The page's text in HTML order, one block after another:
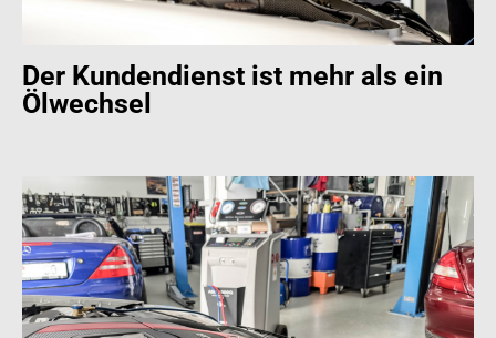
Der Kundendienst ist mehr als ein
Ölwechsel